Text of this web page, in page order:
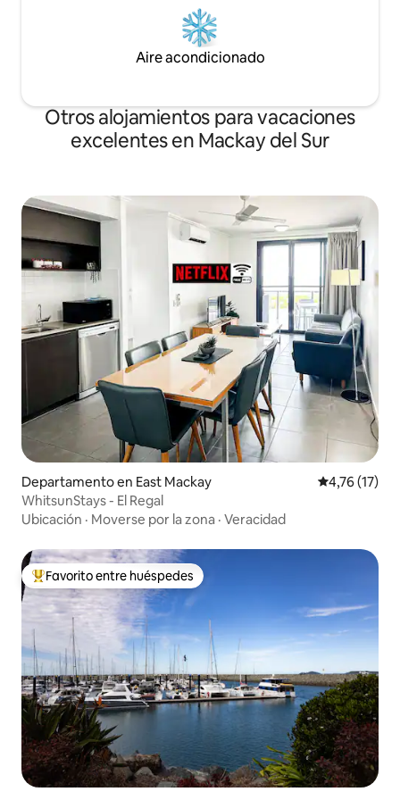
Aire acondicionado
Otros alojamientos para vacaciones
excelentes en Mackay del Sur
Departamento en East Mackay Calificación
4,76 (17)
WhitsunStays - El Regal
Ubicación · Moverse por la zona · Veracidad
Favorito entre los huéspedes más destacados
Favorito entre huéspedes